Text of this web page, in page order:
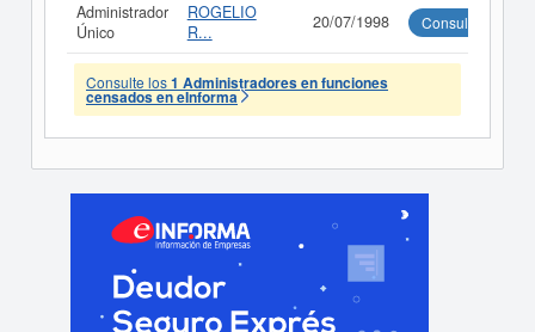
Administrador
Único
ROGELIO
R...
20/07/1998 Consultar
Consulte los1 Administradores en funciones
censados en eInforma